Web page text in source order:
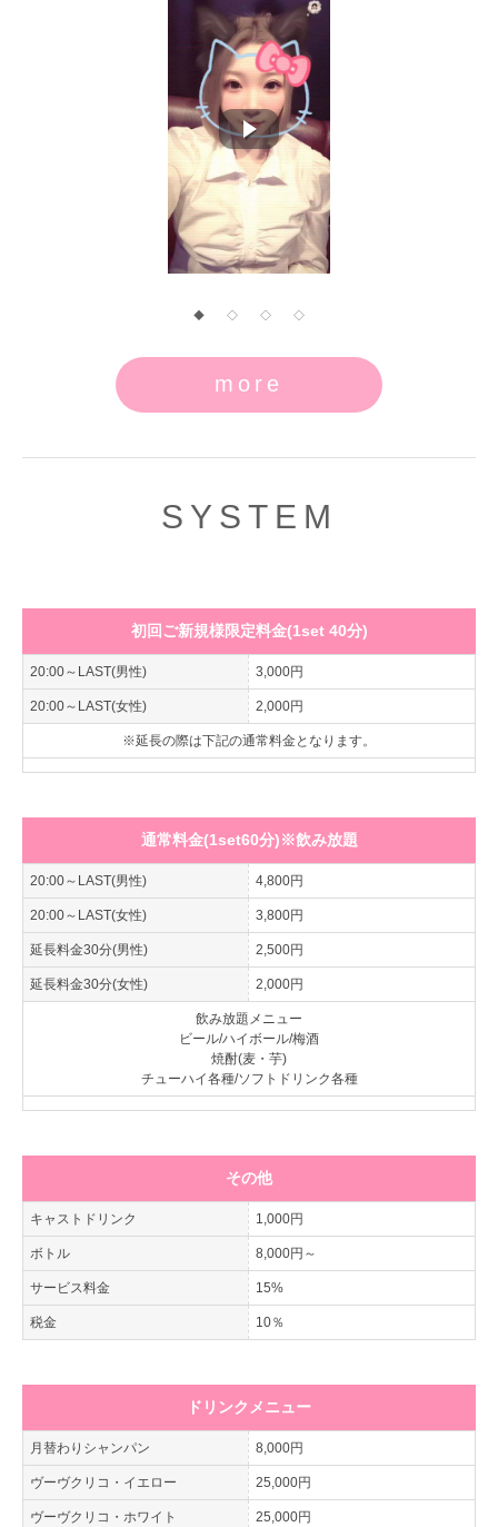
◆ ◇ ◇ ◇
more
SYSTEM
初回ご新規様限定料金(1set 40分)
20:00～LAST(男性) 3,000円
20:00～LAST(女性) 2,000円
※延長の際は下記の通常料金となります。
通常料金(1set60分)※飲み放題
20:00～LAST(男性) 4,800円
20:00～LAST(女性) 3,800円
延長料金30分(男性) 2,500円
延長料金30分(女性) 2,000円
飲み放題メニュー
ビール/ハイボール/梅酒
焼酎(麦・芋)
チューハイ各種/ソフトドリンク各種
その他
キャストドリンク 1,000円
ボトル 8,000円～
サービス料金 15%
税金 10％
ドリンクメニュー
月替わりシャンパン 8,000円
ヴーヴクリコ・イエロー 25,000円
ヴーヴクリコ・ホワイト 25,000円